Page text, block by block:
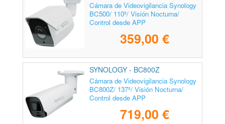
Cámara de Videovigilancia Synology
BC500/ 110º/ Visión Nocturna/
Control desde APP
359,00 €
SYNOLOGY - BC800Z
Cámara de Videovigilancia Synology
BC800Z/ 137º/ Visión Nocturna/
Control desde APP
719,00 €